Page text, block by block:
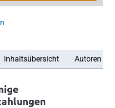
Inhaltsübersicht Autoren